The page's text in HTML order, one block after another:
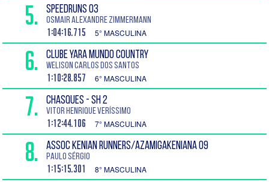
5. SPEEDRUNS 03
Osmair Alexandre Zimmermann
1:04:16.715 5° MASCULINA
6. CLUBE YARA MUNDO COUNTRY
Welison Carlos dos Santos
1:10:28.857 6° MASCULINA
7. CHASQUES - SH 2
Vitor Henrique Veríssimo
1:12:44.106 7° MASCULINA
8. ASSOC KENIAN RUNNERS/AZAMIGAKENIANA 09
Paulo Sérgio
1:15:15.301 8° MASCULINA